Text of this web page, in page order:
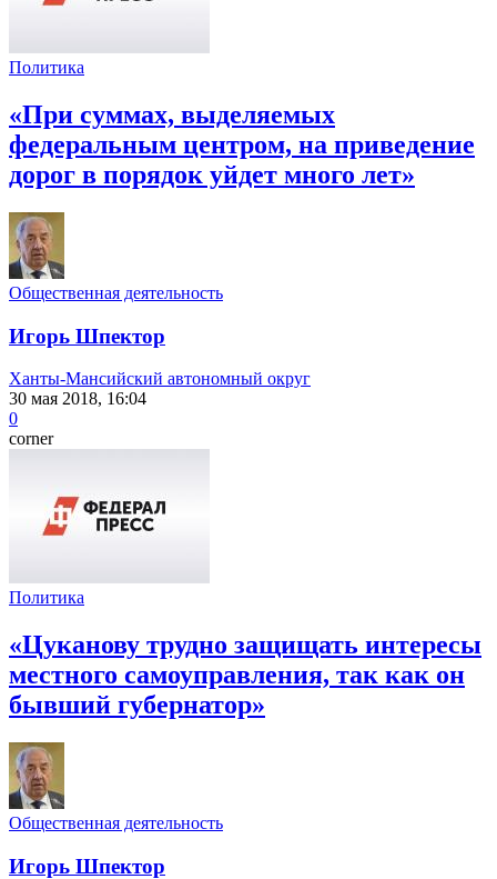
Политика
«При суммах, выделяемых
федеральным центром, на приведение
дорог в порядок уйдет много лет»
Общественная деятельность
Игорь Шпектор
Ханты-Мансийский автономный округ
30 мая 2018, 16:04
0
corner
Политика
«Цуканову трудно защищать интересы
местного самоуправления, так как он
бывший губернатор»
Общественная деятельность
Игорь Шпектор